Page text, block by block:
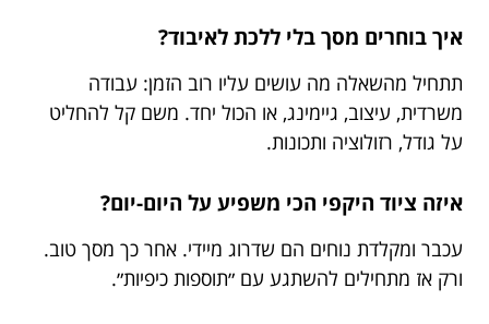
איך בוחרים מסך בלי ללכת לאיבוד?
תתחיל מהשאלה מה עושים עליו רוב הזמן: עבודה
משרדית, עיצוב, גיימינג, או הכול יחד. משם קל להחליט
על גודל, רזולוציה ותכונות.
איזה ציוד היקפי הכי משפיע על היום-יום?
עכבר ומקלדת נוחים הם שדרוג מיידי. אחר כך מסך טוב.
ורק אז מתחילים להשתגע עם ״תוספות כיפיות״.